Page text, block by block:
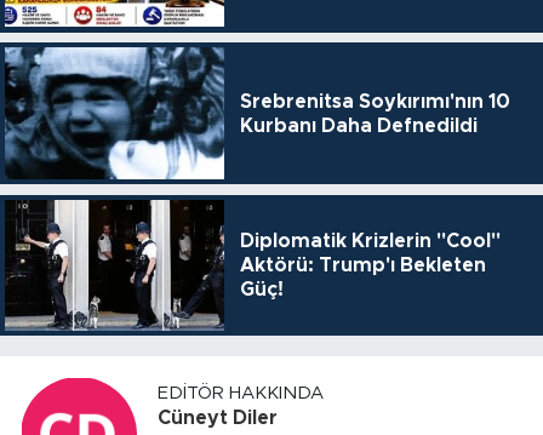
Srebrenitsa Soykırımı'nın 10
Kurbanı Daha Defnedildi
Diplomatik Krizlerin "Cool"
Aktörü: Trump'ı Bekleten
Güç!
EDITÖR HAKKINDA
Cüneyt Diler